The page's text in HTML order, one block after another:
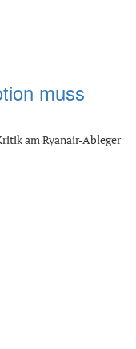
muss
am Ryanair-Ableger